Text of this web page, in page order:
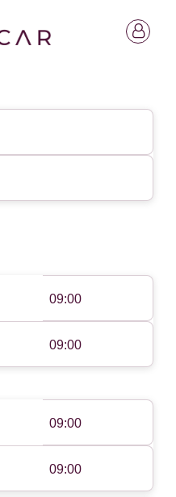
09:00
09:00
09:00
09:00